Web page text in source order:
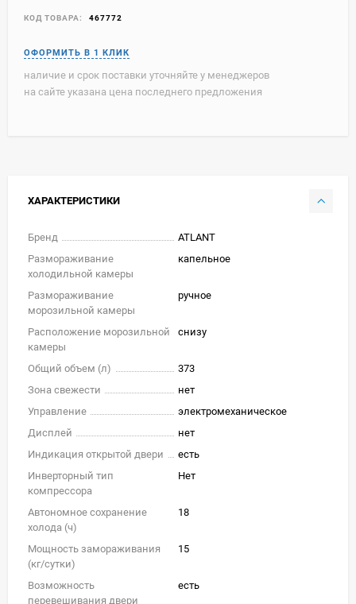
КОД ТОВАРА: 467772
наличие и срок поставки уточняйте у менеджеров
на сайте указана цена последнего предложения
ХАРАКТЕРИСТИКИ
Бренд
ATLANT
Размораживание
холодильной камеры
капельное
Размораживание
морозильной камеры
ручное
Расположение морозильной
камеры
снизу
Общий объем (л)
373
Зона свежести
нет
Управление
электромеханическое
Дисплей
нет
Индикация открытой двери
есть
Инверторный тип
компрессора
Нет
Автономное сохранение
холода (ч)
18
Мощность замораживания
(кг/cутки)
15
Возможность
перевешивания двери
есть